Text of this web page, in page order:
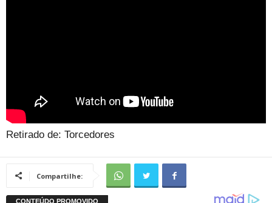
Retirado de: Torcedores
Compartilhe: